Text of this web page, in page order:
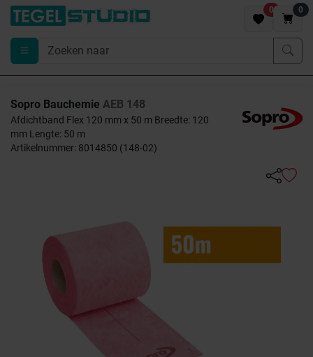
0 0
Sopro Bauchemie AEB 148
Afdichtband Flex 120 mm x 50 m Breedte: 120
mm Lengte: 50 m
Artikelnummer: 8014850 (148-02)